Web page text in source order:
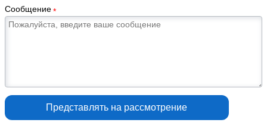
Сообщение*
Представлять на рассмотрение